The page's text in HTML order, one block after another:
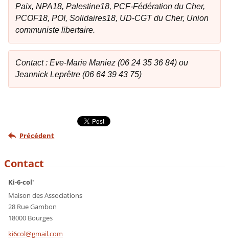
Paix, NPA18, Palestine18, PCF-Fédération du Cher,
PCOF18, POI, Solidaires18, UD-CGT du Cher, Union
communiste libertaire.
Contact : Eve-Marie Maniez (06 24 35 36 84) ou
Jeannick Leprêtre (06 64 39 43 75)
Précédent
Contact
Ki-6-col'
Maison des Associations
28 Rue Gambon
18000 Bourges
ki6col@gmail.com